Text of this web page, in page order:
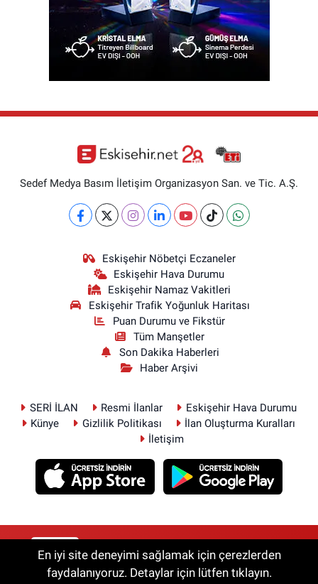
Sedef Medya Basım İletişim Organizasyon San. ve Tic. A.Ş.
Eskişehir Nöbetçi Eczaneler
Eskişehir Hava Durumu
Eskişehir Namaz Vakitleri
Eskişehir Trafik Yoğunluk Haritası
Puan Durumu ve Fikstür
Tüm Manşetler
Son Dakika Haberleri
Haber Arşivi
SERİ İLAN Resmi İlanlar
Eskişehir Hava Durumu
Künye
Gizlilik Politikası
İlan Oluşturma Kuralları
İletişim
RSS Copyright © 2026. Her hakkı saklıdır.
En iyi site deneyimi sağlamak için çerezlerden
faydalanıyoruz. Detaylar için lütfen tıklayın.